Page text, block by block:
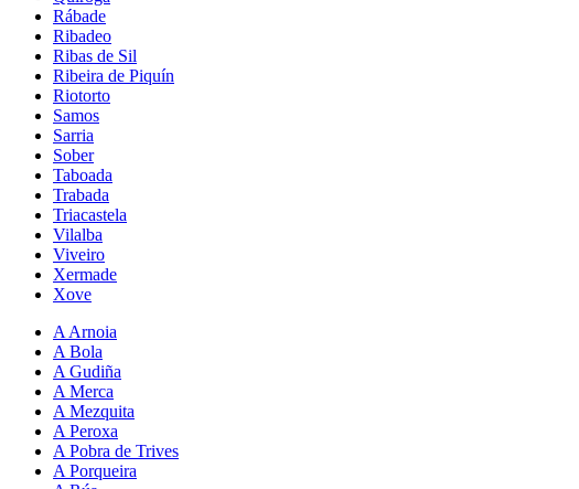
Rábade
Ribadeo
Ribas de Sil
Ribeira de Piquín
Riotorto
Samos
Sarria
Sober
Taboada
Trabada
Triacastela
Vilalba
Viveiro
Xermade
Xove
A Arnoia
A Bola
A Gudiña
A Merca
A Mezquita
A Peroxa
A Pobra de Trives
A Porqueira